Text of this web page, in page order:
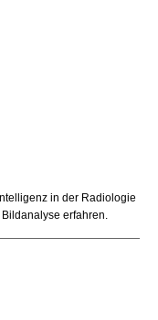
in der Radiologie
erfahren.